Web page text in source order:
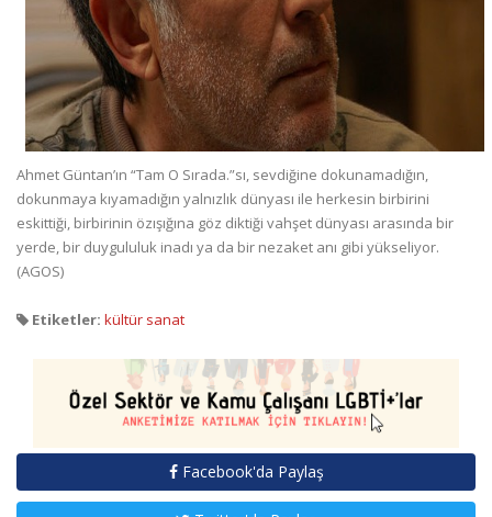
Ahmet Güntan’ın “Tam O Sırada.”sı, sevdiğine dokunamadığın,
dokunmaya kıyamadığın yalnızlık dünyası ile herkesin birbirini
eskittiği, birbirinin özışığına göz diktiği vahşet dünyası arasında bir
yerde, bir duygululuk inadı ya da bir nezaket anı gibi yükseliyor.
(AGOS)
Etiketler: kültür sanat
Facebook'da Paylaş